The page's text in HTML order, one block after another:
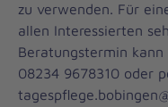
zu verwenden. Für
allen Interessierten
Beratungstermin
08234 9678310 oder